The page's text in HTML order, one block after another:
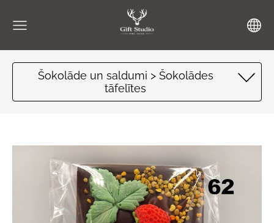
Šokolāde un saldumi > Šokolādes
tāfelītes